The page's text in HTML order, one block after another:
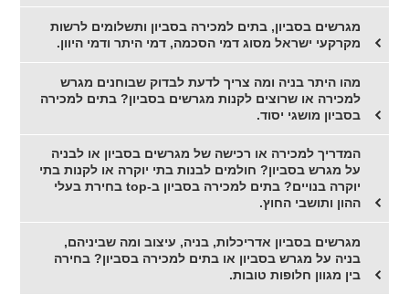
מגרשים בסביון, בתים למכירה בסביון ותשלומים לרשות
מקרקעי ישראל מסוג דמי הסכמה, דמי היתר ודמי היוון.
מהו היתר בניה ומה צריך לדעת לבדוק שבוחנים מגרש
למכירה או שרוצים לקנות מגרשים בסביון? בתים למכירה
בסביון מושגי יסוד.
המדריך למכירה או רכישה של מגרשים בסביון או לבניה
על מגרש בסביון? חולמים לבנות בתי יוקרה או לקנות בתי
יוקרה בנויים? בתים למכירה בסביון ב-top בחירת בעלי
ההון ותושבי החוץ.
מגרשים בסביון אדריכלות, בניה, עיצוב ומה שביניהם,
בניה על מגרש בסביון או בתים למכירה בסביון? בחירה
בין מגוון חלופות טובות.